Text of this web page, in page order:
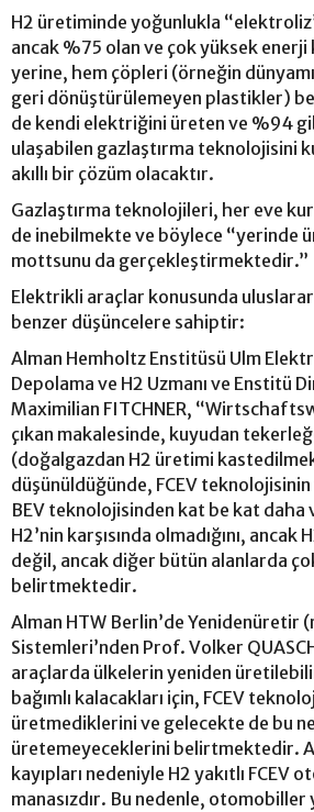
H2 üretiminde yoğunlukla
ancak %75 olan ve çok yüksek
yerine, hem çöpleri (örneğin
geri dönüştürülemeyen plastikler)
de kendi elektriğini üreten ve %94
ulaşabilen gazlaştırma teknolojisini
akıllı bir çözüm olacaktır.
Gazlaştırma teknolojileri, her eve
de inebilmekte ve böylece “yerinde
mottsunu da gerçekleştirmektedir.”
Elektrikli araçlar konusunda
benzer düşüncelere sahiptir:
Alman Hemholtz Enstitüsü Ulm
Depolama ve H2 Uzmanı ve Enstitü
Maximilian FITCHNER,
çıkan makalesinde, kuyudan
(doğalgazdan H2 üretimi
düşünüldüğünde, FCEV teknolojisinin
BEV teknolojisinden kat be kat daha
H2’nin karşısında olmadığını,
değil, ancak diğer bütün alanlarda
belirtmektedir.
Alman HTW Berlin’de Yenidenüretir
Sistemleri’nden Prof. Volker
araçlarda ülkelerin yeniden
bağımlı kalacakları için, FCEV
üretmediklerini ve gelecekte de bu
üretemeyeceklerini belirtmektedir.
kayıpları nedeniyle H2 yakıtlı FCEV
manasızdır. Bu nedenle, otomobiller